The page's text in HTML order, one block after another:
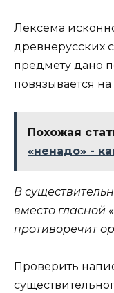
Лексема
древнерусских
предмету дано
повязывается
Похожая
«ненадо» -
В
вместо гласной
противоречит
Проверить